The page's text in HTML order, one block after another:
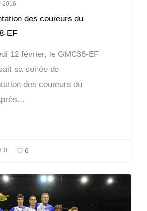
2016
des coureurs du
EF
12 février, le GMC38-EF
sa soirée de
des coureurs du
0 6